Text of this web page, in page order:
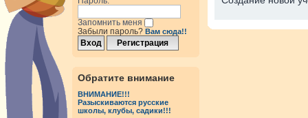
Запомнить меня
Забыли пароль? Вам сюда!!
Обратите внимание
ВНИМАНИЕ!!!
Разыскиваются русские
школы, клубы, садики!!!